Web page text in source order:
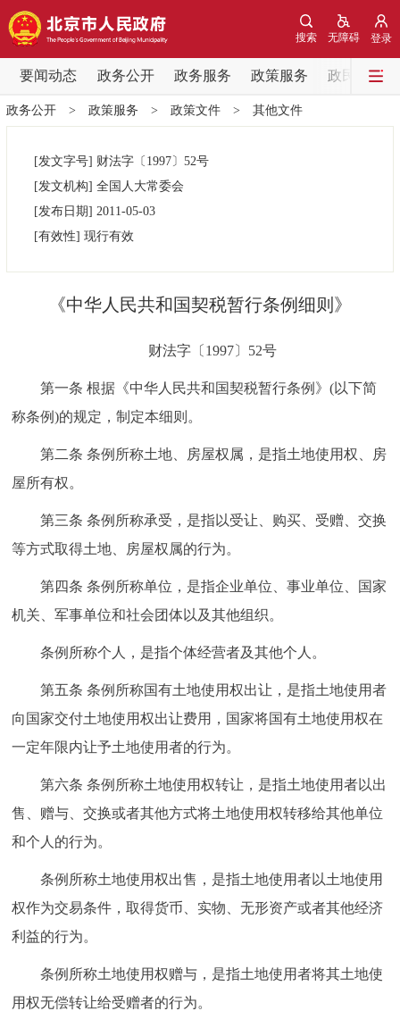
登录
无障碍
搜索
要闻动态 政务公开 政务服务 政策服务 政民互动
要闻动态
党中央精神 国务院信息 中央部委动态
北京要闻 会议信息
政务公开
市领导 机构职能 政策服务
决策公开 专题公开
个人服务 法人服务 部门服务
中介服务 阳光政务
政民互动
12345网上接诉即办 我要咨询 我要建议
走进北京
北京概况
绿色北京 图说北京 视频北京
ENGLISH 한국어
政务公开> 政策服务 > 政策文件> 其他文件
[发文字号] 财法字〔1997〕 52号
[发文机构] 全国人大常委会
[发布日期] 2011-05-03
[有效性] 现行有效
《中华人民共和国契税暂行条例细则》
财法字〔1997〕52号
第一条 根据《中华人民共和国契税暂行条例》(以下简
称条例)的规定，制定本细则。
第二条 条例所称土地、房屋权属，是指土地使用权、房
屋所有权。
第三条 条例所称承受，是指以受让、购买、受赠、交换
等方式取得土地、房屋权属的行为。
第四条 条例所称单位，是指企业单位、事业单位、国家
机关、军事单位和社会团体以及其他组织。
条例所称个人，是指个体经营者及其他个人。
第五条 条例所称国有土地使用权出让，是指土地使用者
向国家交付土地使用权出让费用，国家将国有土地使用权在
一定年限内让予土地使用者的行为。
第六条 条例所称土地使用权转让，是指土地使用者以出
售、赠与、交换或者其他方式将土地使用权转移给其他单位
和个人的行为。
条例所称土地使用权出售，是指土地使用者以土地使用
权作为交易条件，取得货币、实物、无形资产或者其他经济
利益的行为。
条例所称土地使用权赠与，是指土地使用者将其土地使
用权无偿转让给受赠者的行为。